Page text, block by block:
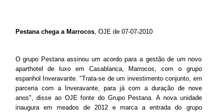
Pestana chega a Marrocos, OJE de 07-07-2010
O grupo Pestana assinou um acordo para a gestão de um novo
aparthotel de luxo em Casablanca, Marrocos, com o grupo
espanhol Inveravante. "Trata-se de um investimento conjunto, em
parceria com a Inveravante, para já com a duração de nove
anos", disse ao OJE fonte do Grupo Pestana. A nova unidade
inaugura em meados de 2012 e marca a entrada do grupo